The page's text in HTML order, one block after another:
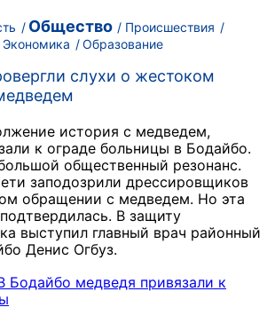
Общество
Происшествия
Экономика Образование
слухи о жестоком
история с медведем,
к ограде больницы в Бодайбо.
общественный резонанс.
заподозрили дрессировщиков
обращении с медведем. Но эта
В защиту
выступил главный врач районный
Денис Огбуз.
Бодайбо медведя привязали к